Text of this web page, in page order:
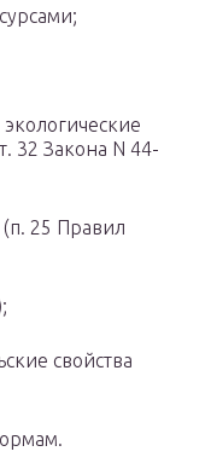
32 Закона N 44-
25 Правил
свойства